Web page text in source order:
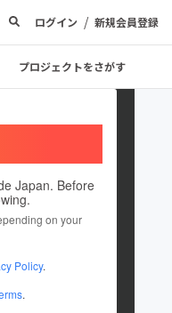
ログイン / 新規会員登録
プロジェクトをさがす
Japan. Before
on your
Policy.
.
います